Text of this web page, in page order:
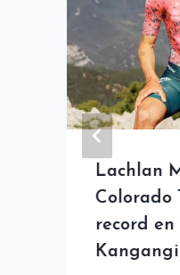
Lachlan
Colorado
record en
Kangangi